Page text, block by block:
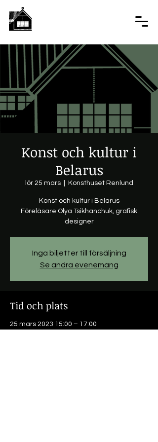
Konst och kultur i
Belarus
lör 25 mars
  |
Konsthuset Renlund
Konst och kultur i Belarus
Föreläsare Olya Tsikhanchuk, grafisk
designer
Inga biljetter till försäljning
Se andra evenemang
Tid och plats
25 mars 2023 15:00 – 17:00